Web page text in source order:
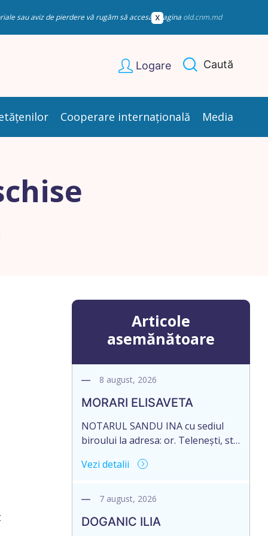
sau aviz de pierdere vă rugăm să accesați pagina old.cnm.md
Logare Caută
Cooperare internațională Media
Articole
asemănătoare
8 august, 2026
MORARI ELISAVETA
NOTARUL SANDU INA cu sediul
biroului la adresa: or. Telenești, str.
anunță despre deschiderea
decesului cet. MORARI ELISAVETA,
personal 2005035073658, decedat/
Vezi detalii
7 august, 2026
DOGANIC ILIA